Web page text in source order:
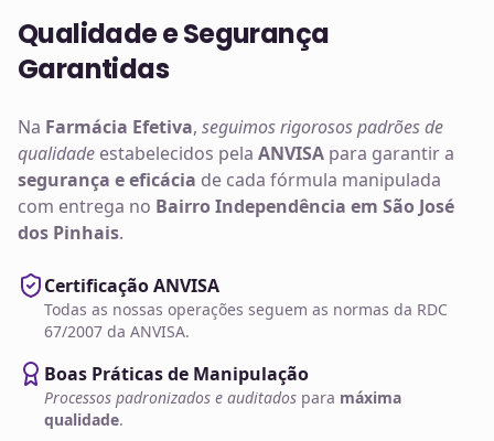
Qualidade e Segurança
Garantidas
Na Farmácia Efetiva, seguimos rigorosos padrões de
qualidade estabelecidos pela ANVISA para garantir a
segurança e eficácia de cada fórmula manipulada
com entrega no Bairro Independência em São José
dos Pinhais.
Certificação ANVISA
Todas as nossas operações seguem as normas da RDC
67/2007 da ANVISA.
Boas Práticas de Manipulação
Processos padronizados e auditados para máxima
qualidade.